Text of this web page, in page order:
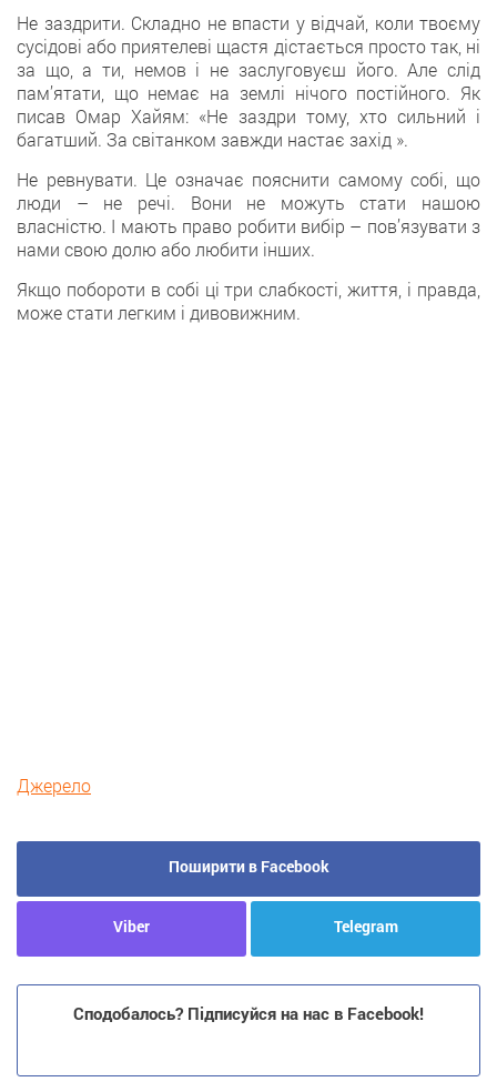
Не заздрити. Складно не впасти у відчай, коли твоєму
сусідові або приятелеві щастя дістається просто так, ні
за що, а ти, немов і не заслуговуєш його. Але слід
пам’ятати, що немає на землі нічого постійного. Як
писав Омар Хайям: «Не заздри тому, хто сильний і
багатший. За світанком завжди настає захід ».
Не ревнувати. Це означає пояснити самому собі, що
люди – не речі. Вони не можуть стати нашою
власністю. І мають право робити вибір – пов’язувати з
нами свою долю або любити інших.
Якщо побороти в собі ці три слабкості, життя, і правда,
може стати легким і дивовижним.
Джерело
Поширити в Facebook
Viber Telegram
Сподобалось? Підписуйся на нас в Facebook!